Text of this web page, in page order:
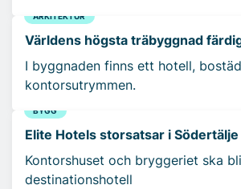
ARKITEKTUR
Världens högsta träbyggnad
I byggnaden finns ett hotell,
kontorsutrymmen.
BYGG
Elite Hotels storsatsar i Södertälje
Kontorshuset och bryggeriet ska
destinationshotell